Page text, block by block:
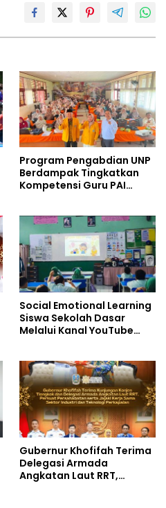
Program Pengabdian UNP
Berdampak Tingkatkan
Kompetensi Guru PAI
Social Emotional Learning
Siswa Sekolah Dasar
Melalui Kanal YouTube
Gubernur Khofifah Terima
Delegasi Armada
Angkatan Laut RRT,